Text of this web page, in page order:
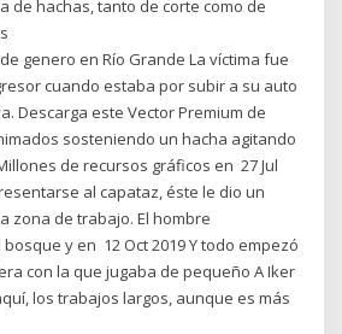
de hachas, tanto de corte como de
genero en Río Grande La víctima fue
cuando estaba por subir a su auto
Descarga este Vector Premium de
sosteniendo un hacha agitando
de recursos gráficos en 27 Jul
al capataz, éste le dio un
zona de trabajo. El hombre
y en 12 Oct 2019 Y todo empezó
con la que jugaba de pequeño A Iker
los trabajos largos, aunque es más